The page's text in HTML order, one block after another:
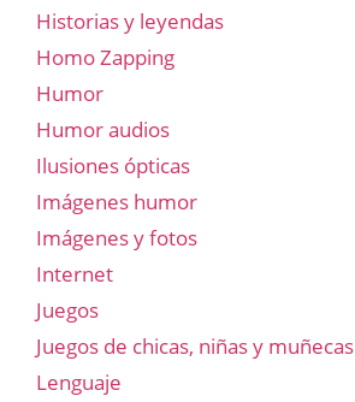
Historias y leyendas
Homo Zapping
Humor
Humor audios
Ilusiones ópticas
Imágenes humor
Imágenes y fotos
Internet
Juegos
Juegos de chicas, niñas y muñecas
Lenguaje